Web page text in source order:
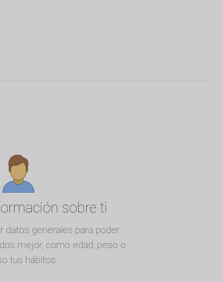
sobre ti
datos generales para poder
mejor, como edad, peso o
tus hábitos.